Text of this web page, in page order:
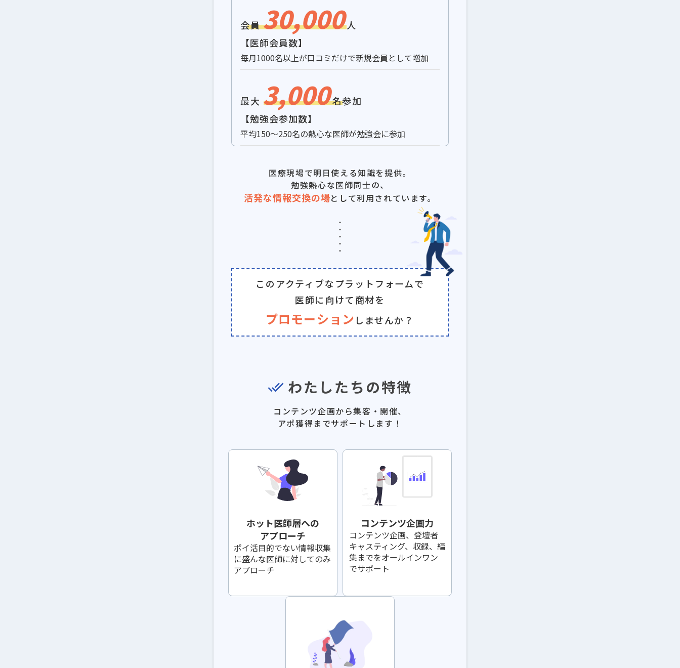
会員30,000 人
【医師会員数】
毎月1000名以上が口コミだけで新規会員として増加
最大 3,000名参加
【勉強会参加数】
平均150〜250名の熱心な医師が勉強会に参加
医療現場で明日使える知識を提供。
勉強熱心な医師同士の、
活発な情報交換の場として利用されています。
・
・
・
・
・
このアクティブなプラットフォームで
医師に向けて商材を
プロモーション しませんか？
done_all わたしたちの特徴
コンテンツ企画から集客・開催、
アポ獲得までサポートします！
ホット医師層への
アプローチ
ポイ活目的でない情報収集
に盛んな医師に対してのみ
アプローチ
コンテンツ企画力
コンテンツ企画、登壇者
キャスティング、収録、編
集までをオールインワン
でサポート